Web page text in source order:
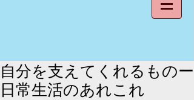
自分を支えてくれるものー
日常生活のあれこれ